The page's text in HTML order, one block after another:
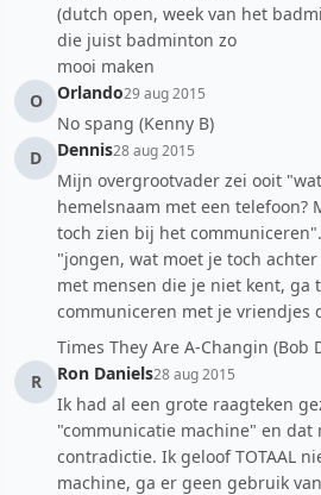
(dutch open, week van het
die juist badminton zo
mooi maken
O
Orlando29 aug 2015
No spang (Kenny B)
D
Dennis28 aug 2015
Mijn overgrootvader zei ooit
hemelsnaam met een telefoon?
toch zien bij het
"jongen, wat moet je toch
met mensen die je niet kent, ga
communiceren met je vriendjes
Times They Are A-Changin (Bob
R
Ron Daniels28 aug 2015
Ik had al een grote raagteken
"communicatie machine" en dat
contradictie. Ik geloof TOTAAL
machine, ga er geen gebruik